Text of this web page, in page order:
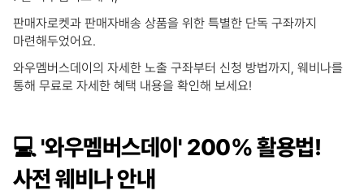
판매자로켓과 판매자배송 상품을 위한 특별한 단독 구좌까지
마련해두었어요.
와우멤버스데이의 자세한 노출 구좌부터 신청 방법까지, 웨비나를
통해 무료로 자세한 혜택 내용을 확인해 보세요!
💻 '와우멤버스데이' 200% 활용법!
사전 웨비나 안내